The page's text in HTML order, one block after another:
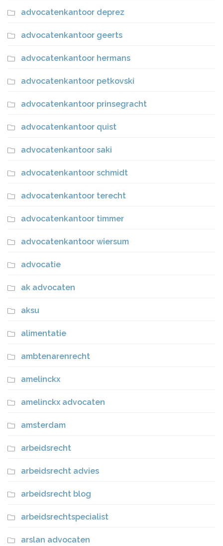
advocatenkantoor deprez
advocatenkantoor geerts
advocatenkantoor hermans
advocatenkantoor petkovski
advocatenkantoor prinsegracht
advocatenkantoor quist
advocatenkantoor saki
advocatenkantoor schmidt
advocatenkantoor terecht
advocatenkantoor timmer
advocatenkantoor wiersum
advocatie
ak advocaten
aksu
alimentatie
ambtenarenrecht
amelinckx
amelinckx advocaten
amsterdam
arbeidsrecht
arbeidsrecht advies
arbeidsrecht blog
arbeidsrechtspecialist
arslan advocaten